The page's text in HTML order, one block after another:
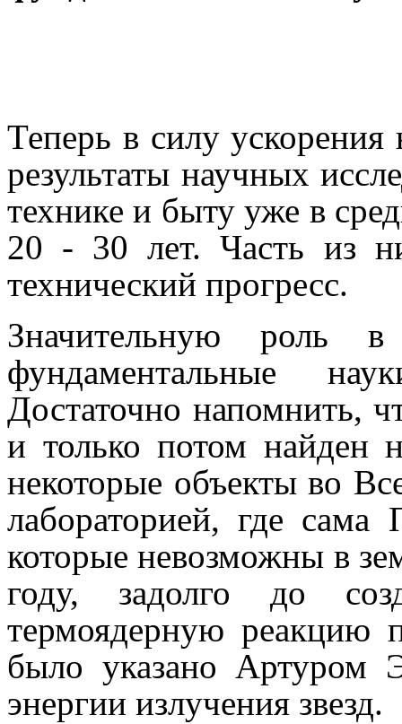
Теперь в силу ускорения
результаты научных
технике и быту уже в
20 - 30 лет. Часть из
технический прогресс.
Значительную роль
фундаментальные
Достаточно напомнить,
и только потом найден
некоторые объекты во
лабораторией, где сама
которые невозможны в
году, задолго до
термоядерную реакцию
было указано Артуром
энергии излучения звезд.